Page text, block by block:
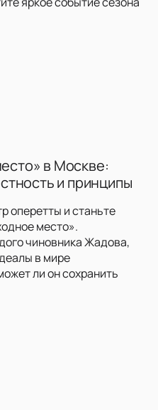
в Москве:
и принципы
оперетты и станьте
место».
чиновника Жадова,
в мире
ли он сохранить